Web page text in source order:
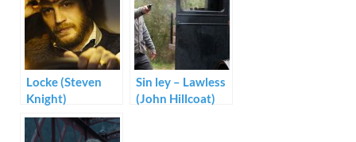
Locke (Steven
Knight)
Sin ley – Lawless
(John Hillcoat)